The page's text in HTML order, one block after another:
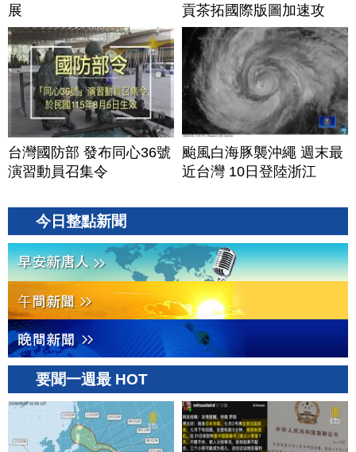
展
貢茶拓國際版圖加速攻
美？｜#財經新聞｜
20260806(四)
台灣國防部 發布同心36號
演習動員召集令
颱風白海豚襲沖繩 週末最
近台灣 10日登陸浙江
今日整點新聞
要聞一週最 HOT